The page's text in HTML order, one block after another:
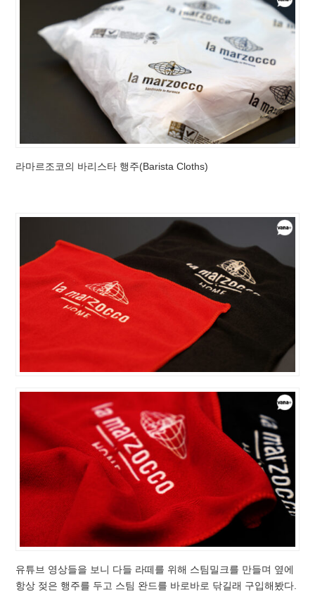
라마르조코의 바리스타 행주(Barista Cloths)
유튜브 영상들을 보니 다들 라떼를 위해 스팀밀크를 만들며 옆에
항상 젖은 행주를 두고 스팀 완드를 바로바로 닦길래 구입해봤다.